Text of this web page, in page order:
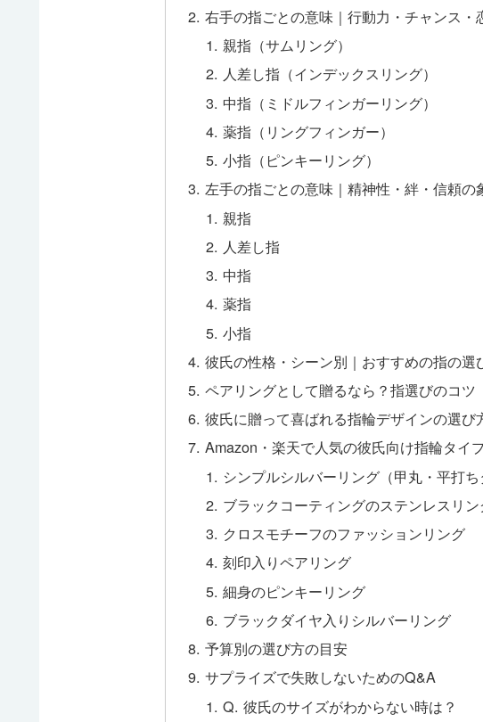
右手の指ごとの意味｜行動力・チャンス・
親指（サムリング）
人差し指（インデックスリング）
中指（ミドルフィンガーリング）
薬指（リングフィンガー）
小指（ピンキーリング）
左手の指ごとの意味｜精神性・絆・信頼の
親指
人差し指
中指
薬指
小指
彼氏の性格・シーン別｜おすすめの指の選
ペアリングとして贈るなら？指選びのコツ
彼氏に贈って喜ばれる指輪デザインの選び
Amazon・楽天で人気の彼氏向け指輪タイ
シンプルシルバーリング（甲丸・平打ち
ブラックコーティングのステンレスリ
クロスモチーフのファッションリング
刻印入りペアリング
細身のピンキーリング
ブラックダイヤ入りシルバーリング
予算別の選び方の目安
サプライズで失敗しないためのQ&A
Q. 彼氏のサイズがわからない時は？